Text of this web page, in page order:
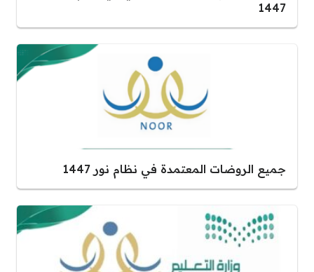
1447
جميع الروضات المعتمدة في نظام نور 1447